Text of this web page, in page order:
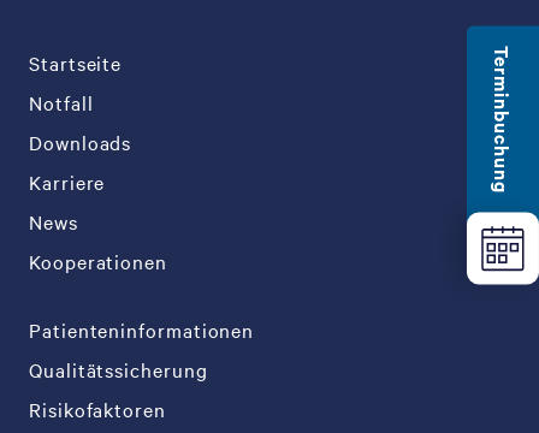
Startseite
Notfall
Downloads
Karriere
News
Kooperationen
Patienteninformationen
Qualitätssicherung
Risikofaktoren
Terminbuchung